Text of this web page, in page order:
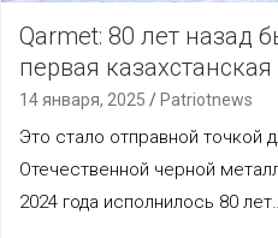
Qarmet: 80 лет назад
первая казахстанская
14 января, 2025 Patriotnews
Это стало отправной точкой
Отечественной черной
2024 года исполнилось 80